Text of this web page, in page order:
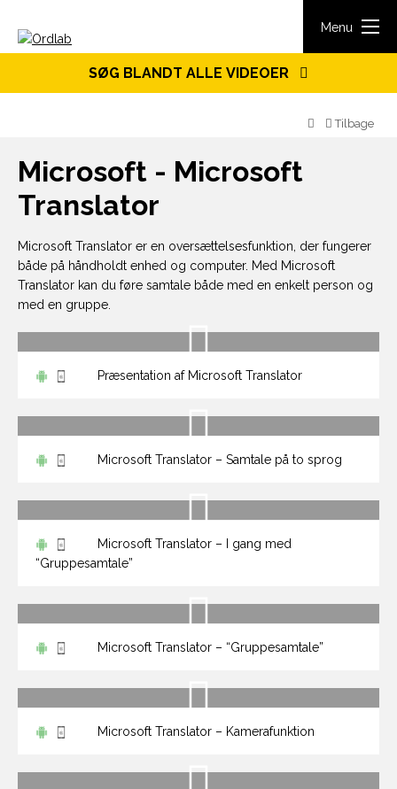
Menu
SØG BLANDT ALLE VIDEOER
Tilbage
Microsoft - Microsoft
Translator
Microsoft Translator er en oversættelsesfunktion, der fungerer
både på håndholdt enhed og computer. Med Microsoft
Translator kan du føre samtale både med en enkelt person og
med en gruppe.
Præsentation af Microsoft Translator
Microsoft Translator – Samtale på to sprog
Microsoft Translator – I gang med
“Gruppesamtale”
Microsoft Translator – “Gruppesamtale”
Microsoft Translator – Kamerafunktion